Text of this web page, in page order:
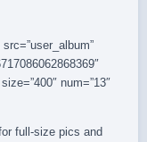
num=”13″
full-size pics and